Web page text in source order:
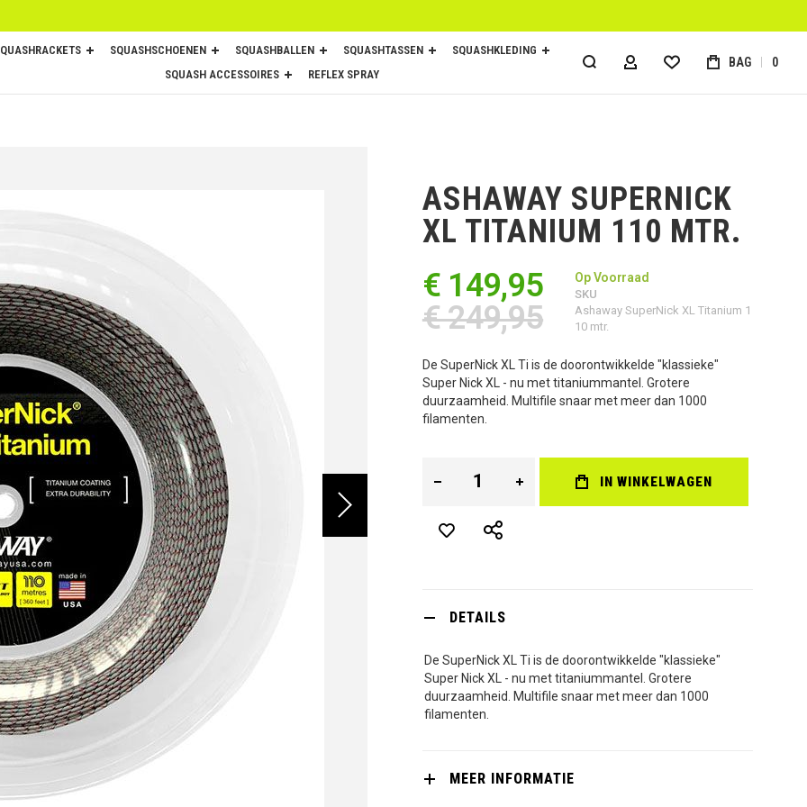
SQUASHSCHOENEN SQUASHBALLEN SQUASHTASSEN
SQUASHKLEDING
SQUASH ACCESSOIRES
REFLEX SPRAY ACCOUNT BAG 0
ASHAWAY SUPERNICK
XL TITANIUM 110 MTR.
€ 149,95
€ 249,95
Op Voorraad
SKU
Ashaway SuperNick XL Titanium 1
10 mtr.
De SuperNick XL Ti is de doorontwikkelde "klassieke"
Super Nick XL - nu met titaniummantel. Grotere
duurzaamheid. Multifile snaar met meer dan 1000
filamenten.
IN WINKELWAGEN
DETAILS
De SuperNick XL Ti is de doorontwikkelde "klassieke"
Super Nick XL - nu met titaniummantel. Grotere
duurzaamheid. Multifile snaar met meer dan 1000
filamenten.
MEER INFORMATIE